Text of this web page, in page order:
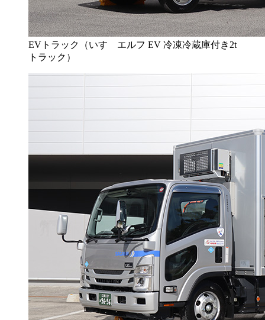
EVトラック（いすゞエルフ EV 冷凍冷蔵庫付き2t
トラック）